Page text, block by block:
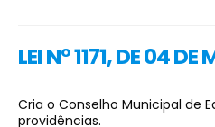
LEI Nº 1171, DE 04 DE
Cria o Conselho Municipal de
providências.